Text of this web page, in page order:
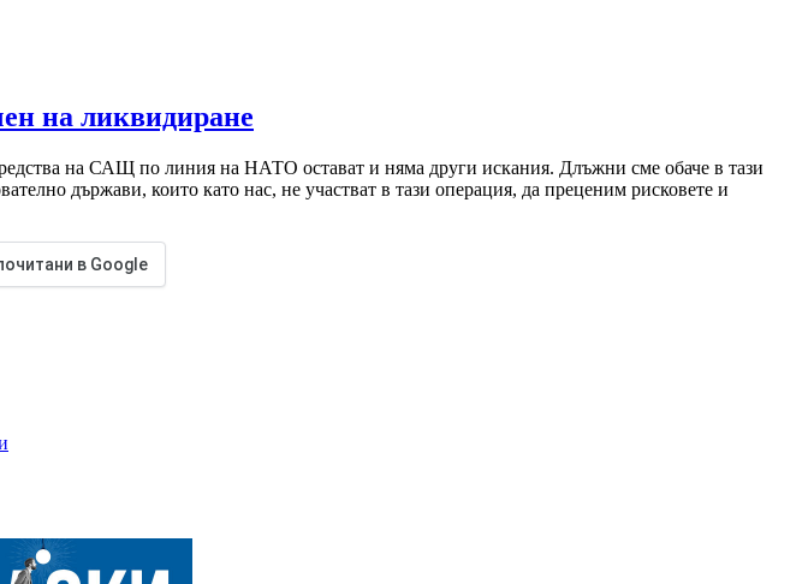
на ликвидиране
на САЩ по линия на НАТО остават и няма други искания. Длъжни сме обаче в тази
държави, които като нас, не участват в тази операция, да преценим рисковете и
в Google